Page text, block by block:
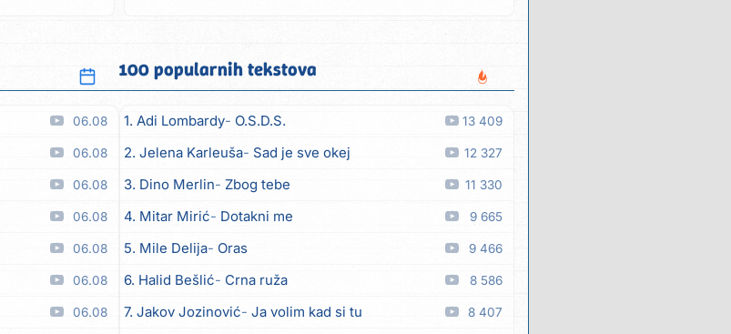
06.08
06.08
06.08
06.08
06.08
06.08
06.08
100 popularnih tekstova
1. Adi Lombardy O.S.D.S. 13 409
2. Jelena Karleuša Sad je sve okej 12 327
3. Dino Merlin Zbog tebe 11 330
4. Mitar Mirić Dotakni me 9 665
5. Mile Delija Oras 9 466
6. Halid Bešlić Crna ruža 8 586
7. Jakov Jozinović Ja volim kad si tu 8 407